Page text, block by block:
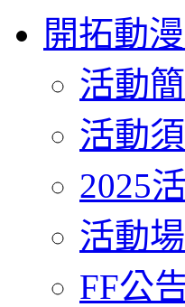
開拓動
活動
活動
2025
活動
FF公